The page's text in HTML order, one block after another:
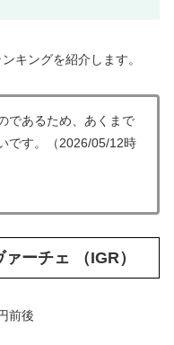
キングを紹介します。
であるため、あくまで
です。（2026/05/12時
ーチェ （IGR）
前後